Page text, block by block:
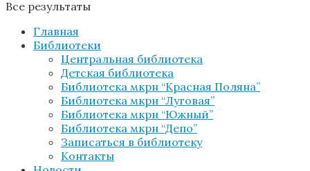
Все результаты
Главная
Библиотеки
Центральная библиотека
Детская библиотека
Библиотека мкрн “Красная Поляна”
Библиотека мкрн “Луговая”
Библиотека мкрн “Южный”
Библиотека мкрн “Депо”
Записаться в библиотеку
Контакты